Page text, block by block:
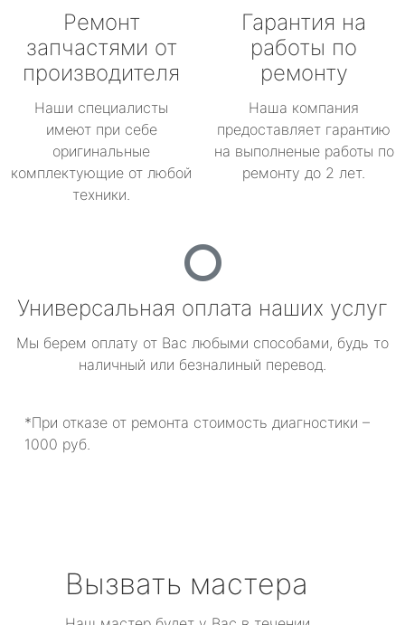
Ремонт
запчастями от
производителя
Наши специалисты
имеют при себе
оригинальные
комплектующие от любой
техники.
Гарантия на
работы по
ремонту
Наша компания
предоставляет гарантию
на выполненые работы по
ремонту до 2 лет.
Универсальная оплата наших услуг
Мы берем оплату от Вас любыми способами, будь то
наличный или безналиный перевод.
*При отказе от ремонта стоимость диагностики –
1000 руб.
Вызвать мастера